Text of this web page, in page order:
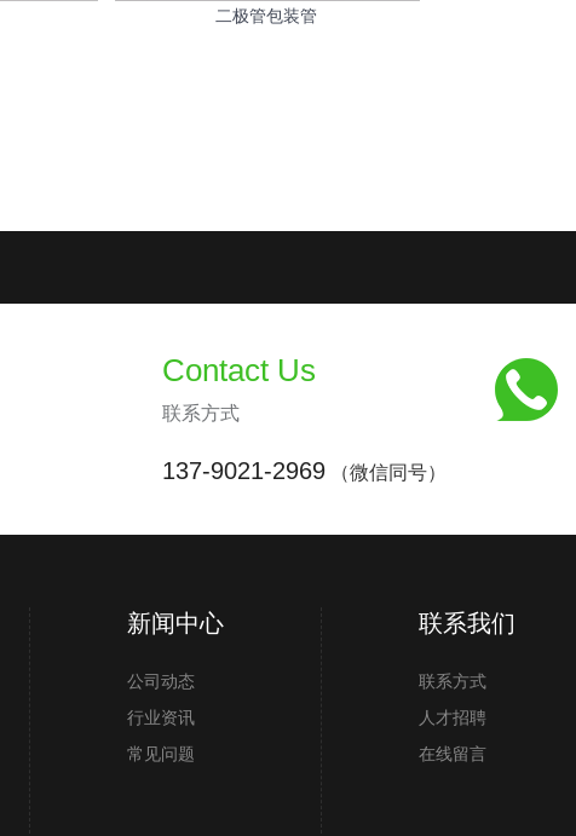
二极管包装管
Contact Us
联系方式
137-9021-2969（微信同号）
新闻中心
公司动态
行业资讯
常见问题
联系我们
联系方式
人才招聘
在线留言